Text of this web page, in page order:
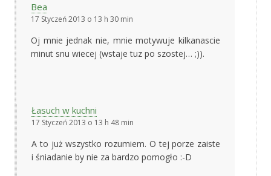
Bea
17 Styczeń 2013 o 13 h 30 min
Oj mnie jednak nie, mnie motywuje kilkanascie
minut snu wiecej (wstaje tuz po szostej… ;)).
Łasuch w kuchni
17 Styczeń 2013 o 13 h 48 min
A to już wszystko rozumiem. O tej porze zaiste
i śniadanie by nie za bardzo pomogło :-D